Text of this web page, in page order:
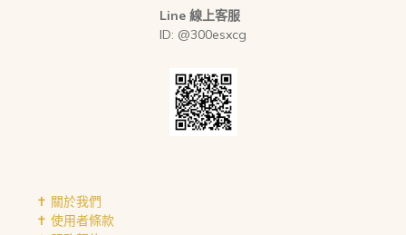
Line 線上客服
ID: @300esxcg
✝︎ 關於我們
✝︎ 使用者條款